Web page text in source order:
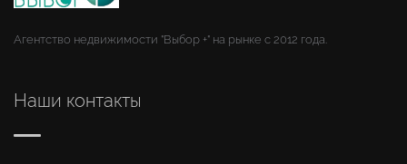
Агентство недвижимости "Выбор +" на рынке с 2012 года.
Наши контакты